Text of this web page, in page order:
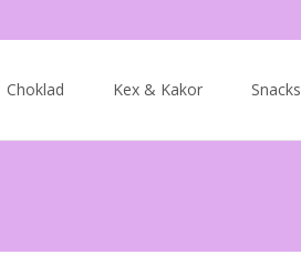
Choklad Kex & Kakor Snacks